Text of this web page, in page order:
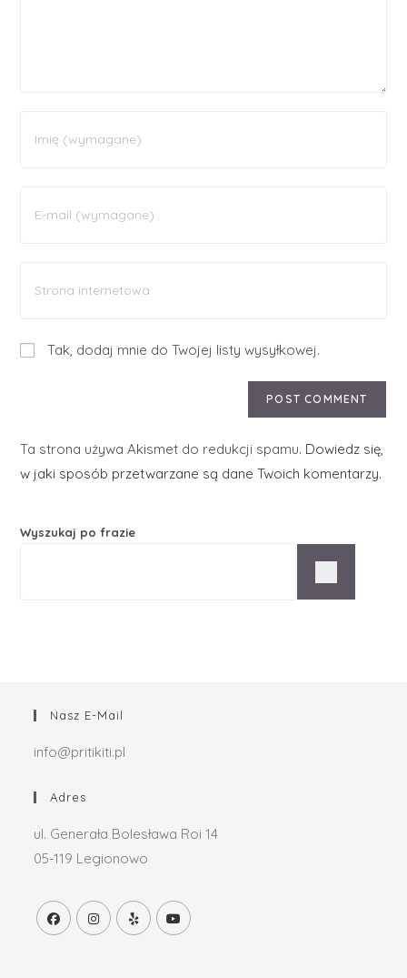
Tak, dodaj mnie do Twojej listy wysyłkowej.
Ta strona używa Akismet do redukcji spamu. Dowiedz się,
w jaki sposób przetwarzane są dane Twoich komentarzy.
Wyszukaj po frazie
Nasz E-Mail
info@pritikiti.pl
Adres
ul. Generała Bolesława Roi 14
05-119 Legionowo